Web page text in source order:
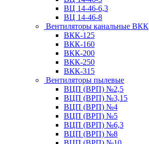
ВЦ 14-46-6,3
ВЦ 14-46-8
Вентиляторы канальные ВКК
ВКК-125
ВКК-160
ВКК-200
ВКК-250
ВКК-315
Вентиляторы пылевые
ВЦП (ВРП) №2,5
ВЦП (ВРП) №3,15
ВЦП (ВРП) №4
ВЦП (ВРП) №5
ВЦП (ВРП) №6,3
ВЦП (ВРП) №8